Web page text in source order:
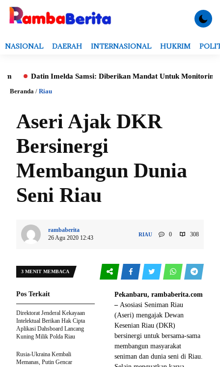
NASIONAL DAERAH INTERNASIONAL HUKRIM
Datin Imelda Samsi: Diberikan Mandat Untuk Monitoring
Beranda / Riau
Aseri Ajak DKR
Bersinergi
Membangun Dunia
Seni Riau
rambaberita
26 Agu 2020 12:43
RIAU 0 308
3 MENIT MEMBACA
Pekanbaru, rambaberita.com
– Asosiasi Seniman Riau
(Aseri) mengajak Dewan
Kesenian Riau (DKR)
bersinergi untuk bersama-sama
membangun masyarakat
seniman dan dunia seni di Riau.
Pos Terkait
Direktorat Jenderal Kekayaan
Intelektual Berikan Hak Cipta
Aplikasi Dahsboard Lancang
Kuning Milik Polda Riau
Rusia-Ukraina Kembali
Memanas, Putin Gencar